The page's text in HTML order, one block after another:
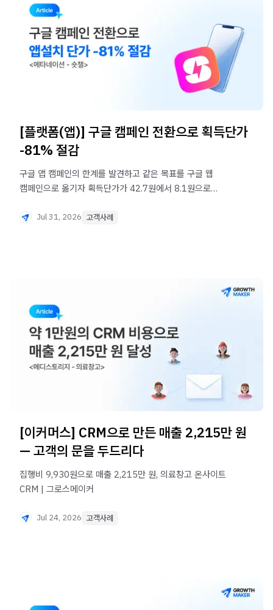
[플랫폼(앱)] 구글 캠페인 전환으로 획득단가
-81% 절감
구글 앱 캠페인의 한계를 발견하고 같은 목표를 구글 웹
캠페인으로 옮기자 획득단가가 42.7원에서 8.1원으로
Jul 31, 2026 고객사례
[이커머스] CRM으로 만든 매출 2,215만 원
— 고객의 문을 두드리다
집행비 9,930원으로 매출 2,215만 원, 의료창고 온사이트
CRM | 그로스메이커
Jul 24, 2026 고객사례